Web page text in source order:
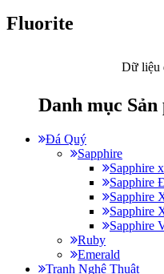
Fluorite
Dữ liệu
Danh mục Sản
Đá Quý
Sapphire
Sapphire
Sapphire
Sapphire
Sapphire
Sapphire
Ruby
Emerald
Tranh Nghệ Thuật